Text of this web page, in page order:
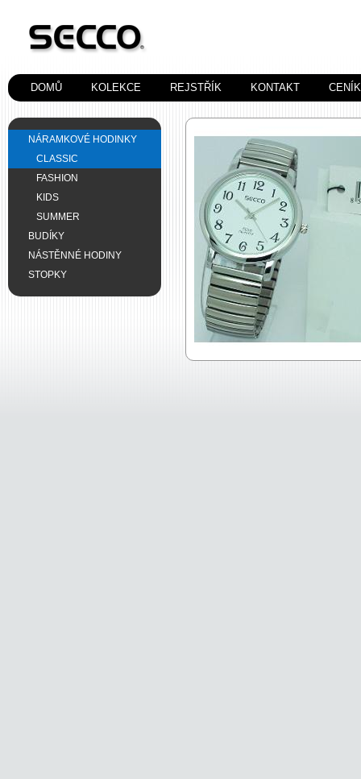
DOMŮ KOLEKCE REJSTŘÍK KONTAKT
NÁRAMKOVÉ HODINKY
CLASSIC
FASHION
KIDS
SUMMER
BUDÍKY
NÁSTĚNNÉ HODINY
STOPKY